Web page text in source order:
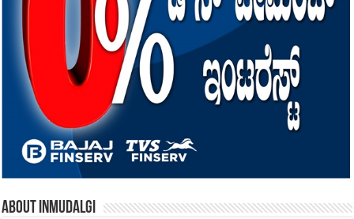
About inmudalgi